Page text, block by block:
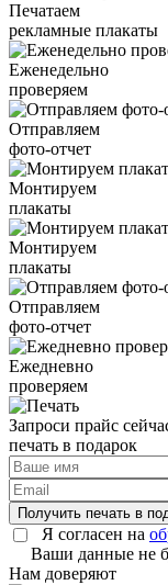
Печатаем
рекламные плакаты
Еженедельно
проверяем
Отправляем
фото-отчет
Монтируем
плакаты
Монтируем
плакаты
Отправляем
фото-отчет
Ежедневно
проверяем
Запроси прайс
печать в подарок
Получить печать в
Я согласен на
Ваши данные не
Нам доверяют